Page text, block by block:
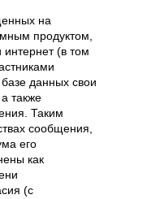
на
продуктом,
(в том
данных свои
также
Таким
сообщения,
его
как
(с